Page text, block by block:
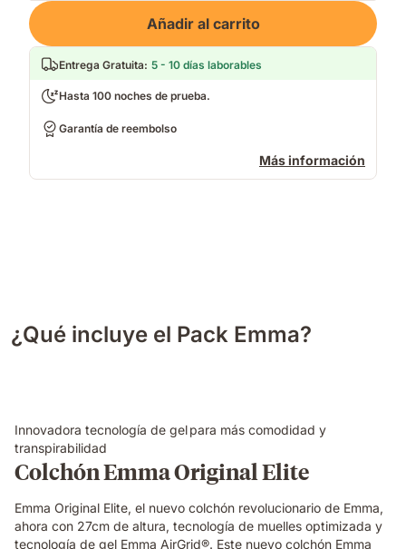
Loading
Añadir al carrito
Entrega Gratuita: 5 - 10 días laborables
Hasta 100 noches de prueba.
Garantía de reembolso
Más información
¿Qué incluye el Pack Emma?
Innovadora tecnología de gel para más comodidad y
transpirabilidad
Colchón Emma Original Elite
Emma Original Elite, el nuevo colchón revolucionario de Emma,
ahora con 27cm de altura, tecnología de muelles optimizada y
tecnología de gel Emma AirGrid®. Este nuevo colchón Emma